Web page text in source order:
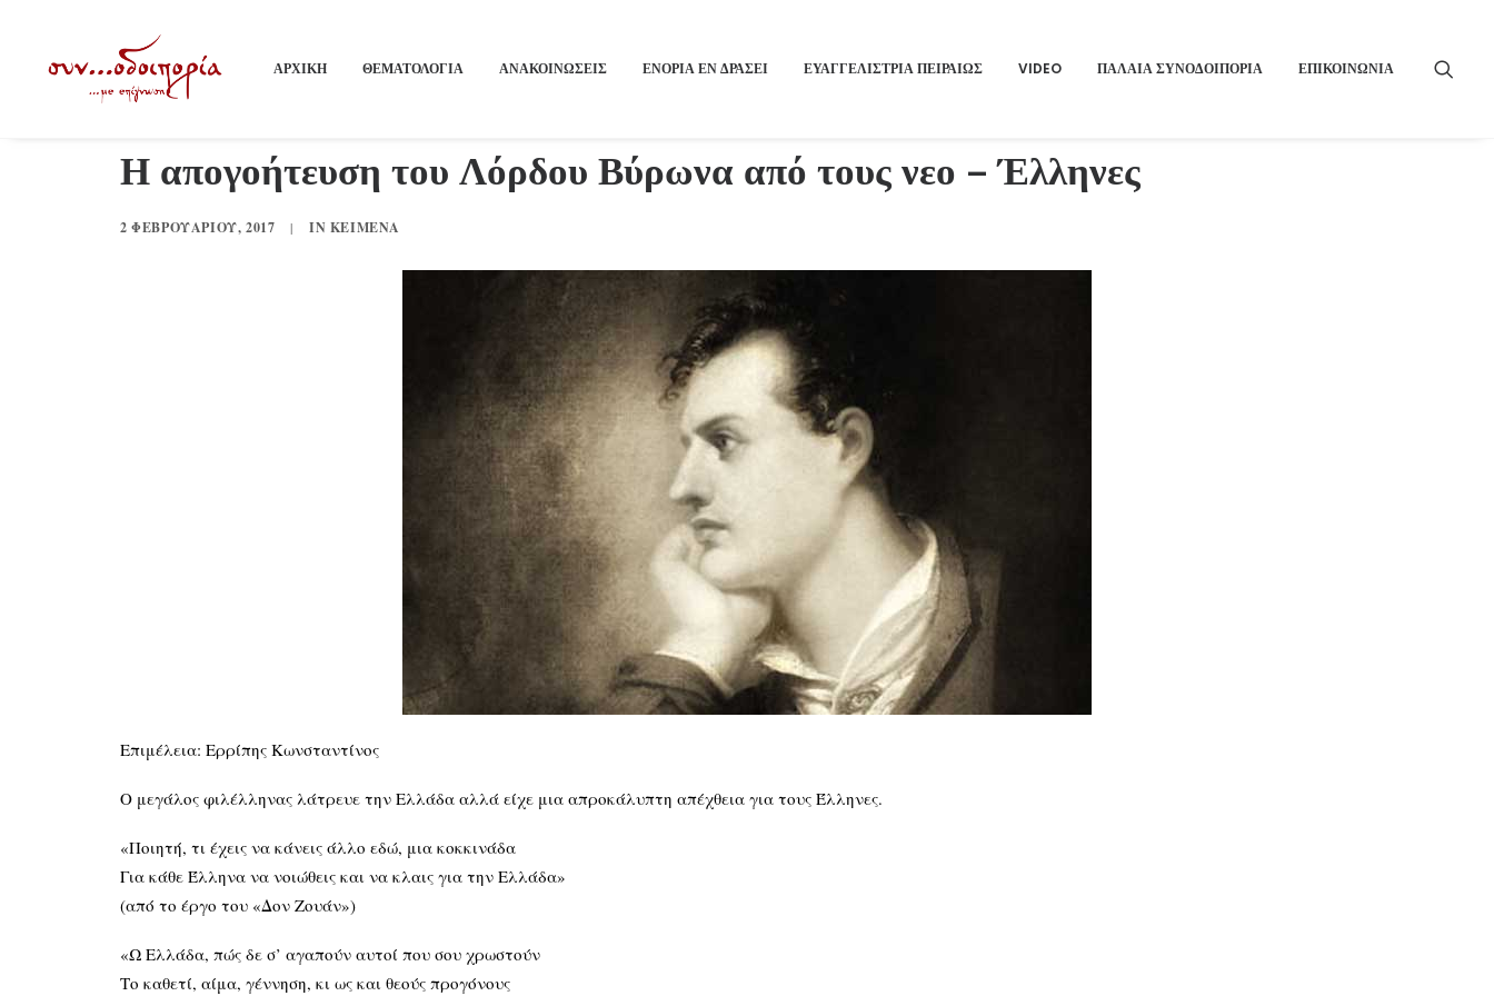
ΑΡΧΙΚΗ ΘΕΜΑΤΟΛΟΓΙΑ ΑΝΑΚΟΙΝΩΣΕΙΣ ΕΝΟΡΙΑ ΕΝ ΔΡΑΣΕΙ ΕΥΑΓΓΕΛΙΣΤΡΙΑ ΠΕΙΡΑΙΏΣ VIDEO ΠΑΛΑΙΑ ΣΥΝΟΔΟΙΠΟΡΙΑ ΕΠΙΚΟΙΝΩΝΙΑ
Η απογοήτευση του Λόρδου Βύρωνα από τους νεο – Έλληνες
2 ΦΕΒΡΟΥΑΡΊΟΥ, 2017 | IN ΚΕΊΜΕΝΑ
Επιμέλεια: Ερρίπης Κωνσταντίνος
Ο μεγάλος φιλέλληνας λάτρευε την Ελλάδα αλλά είχε μια απροκάλυπτη απέχθεια για τους Έλληνες.
«Ποιητή, τι έχεις να κάνεις άλλο εδώ, μια κοκκινάδα
Για κάθε Έλληνα να νοιώθεις και να κλαις για την Ελλάδα»
(από το έργο του «Δον Ζουάν»)
«Ω Ελλάδα, πώς δε σ’ αγαπούν αυτοί που σου χρωστούν
Το καθετί, αίμα, γέννηση, κι ως και θεούς προγόνους